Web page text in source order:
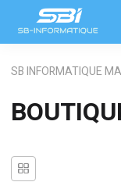
SB INFORMATIQUE